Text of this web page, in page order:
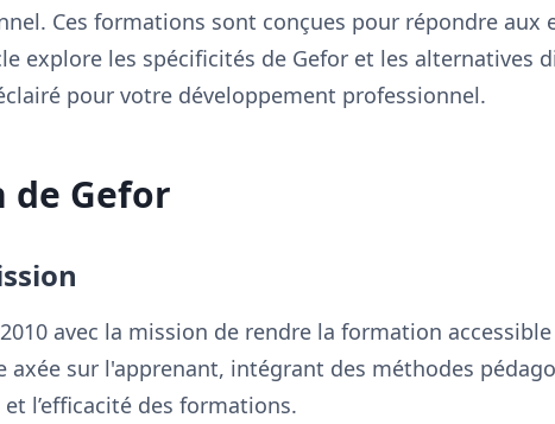
Ces formations sont conçues pour répondre aux
explore les spécificités de Gefor et les alternatives
pour votre développement professionnel.
de Gefor
avec la mission de rendre la formation
axée sur l'apprenant, intégrant des méthodes
l’efficacité des formations.